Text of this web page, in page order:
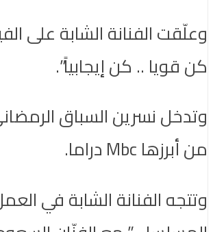
وعلّقت الفنانة الشابة على
كن قويا .. كن إيجابياً”.
وتدخل نسرين السباق
من أبرزها Mbc دراما.
وتتجه الفنانة الشابة في